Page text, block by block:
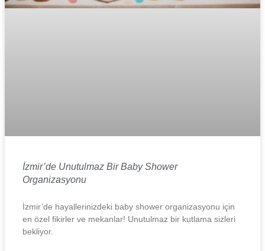
İzmir’de Unutulmaz Bir Baby Shower
Organizasyonu
İzmir’de hayallerinizdeki baby shower organizasyonu için
en özel fikirler ve mekanlar! Unutulmaz bir kutlama sizleri
bekliyor.